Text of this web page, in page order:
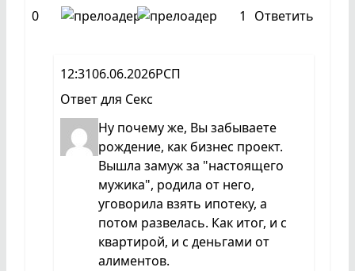
0
1 Ответить
12:3106.06.2026РСП
Ответ для Секс
Ну почему же, Вы забываете
рождение, как бизнес проект.
Вышла замуж за "настоящего
мужика", родила от него,
уговорила взять ипотеку, а
потом развелась. Как итог, и с
квартирой, и с деньгами от
алиментов.